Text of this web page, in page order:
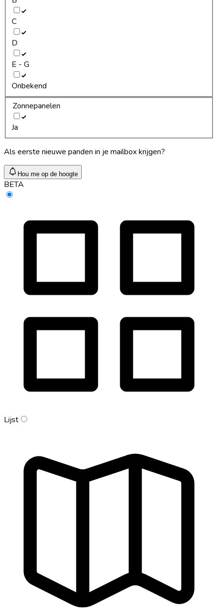
C
D
E - G
Onbekend
Zonnepanelen
Ja
Als eerste nieuwe panden in je mailbox krijgen?
Hou me op de hoogte
BETA
Lijst